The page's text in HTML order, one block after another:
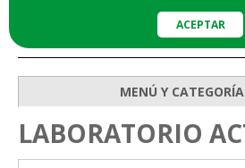
ACEPTAR
MENÚ Y
LABORATORIO